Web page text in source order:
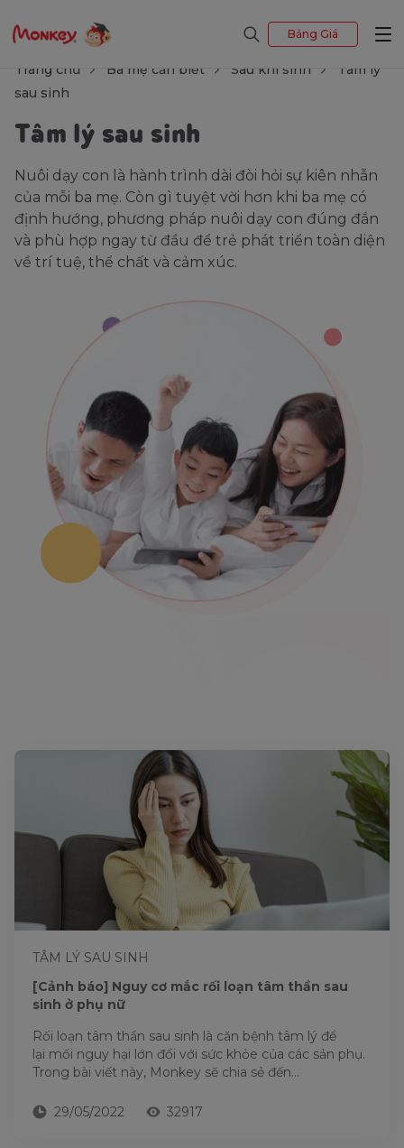
Bảng Giá
Trang chủ Ba mẹ cần biết Sau khi sinh
Tâm lý
sau sinh
Tâm lý sau sinh
Nuôi dạy con là hành trình dài đòi hỏi sự kiên nhẫn
của mỗi ba mẹ. Còn gì tuyệt vời hơn khi ba mẹ có
định hướng, phương pháp nuôi dạy con đúng đắn
và phù hợp ngay từ đầu để trẻ phát triển toàn diện
về trí tuệ, thể chất và cảm xúc.
TÂM LÝ SAU SINH
[Cảnh báo] Nguy cơ mắc rối loạn tâm thần sau
sinh ở phụ nữ
Rối loạn tâm thần sau sinh là căn bệnh tâm lý để
lại mối nguy hại lớn đối với sức khỏe của các sản phụ.
Trong bài viết này, Monkey sẽ chia sẻ đến...
29/05/2022 32917